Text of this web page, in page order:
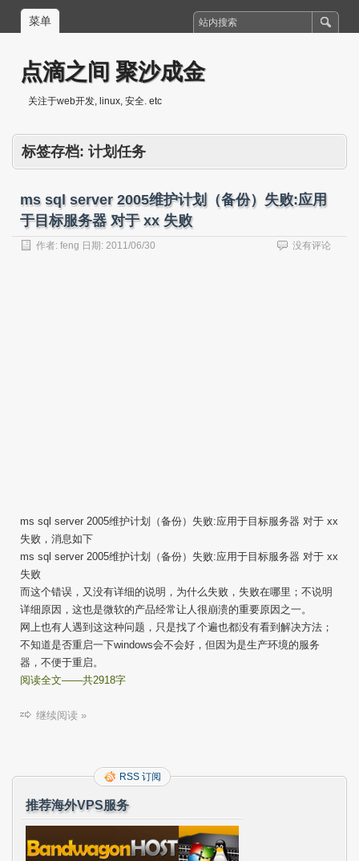
菜单
点滴之间 聚沙成金
关注于web开发, linux, 安全. etc
标签存档: 计划任务
ms sql server 2005维护计划（备份）失败:应用
于目标服务器 对于 xx 失败
作者: feng 日期: 2011/06/30 没有评论
ms sql server 2005维护计划（备份）失败:应用于目标服务器 对于 xx
失败，消息如下
ms sql server 2005维护计划（备份）失败:应用于目标服务器 对于 xx
失败
而这个错误，又没有详细的说明，为什么失败，失败在哪里；不说明
详细原因，这也是微软的产品经常让人很崩溃的重要原因之一。
网上也有人遇到这这种问题，只是找了个遍也都没有看到解决方法；
不知道是否重启一下windows会不会好，但因为是生产环境的服务
器，不便于重启。
阅读全文——共2918字
继续阅读 »
RSS 订阅
推荐海外VPS服务